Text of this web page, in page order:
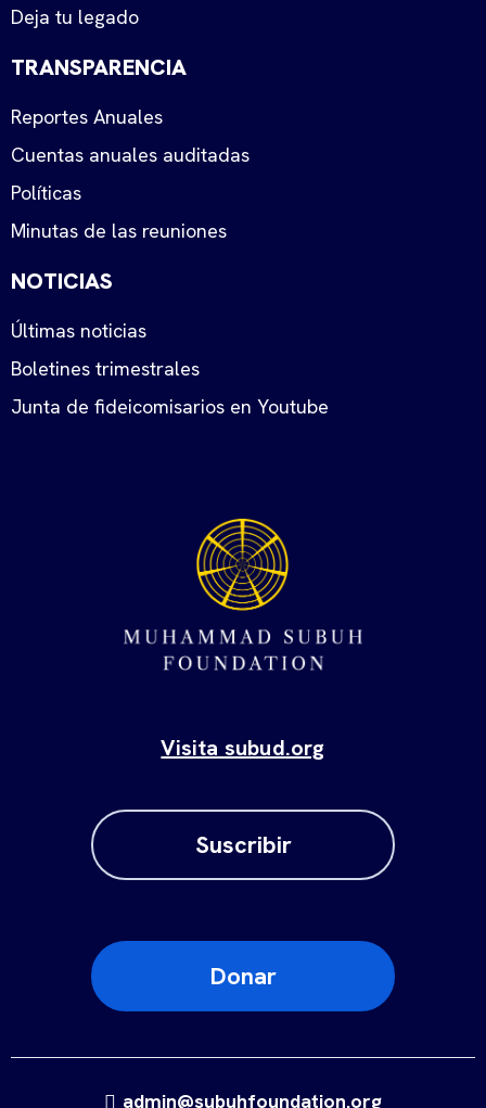
Deja tu legado
TRANSPARENCIA
Reportes Anuales
Cuentas anuales auditadas
Políticas
Minutas de las reuniones
NOTICIAS
Últimas noticias
Boletines trimestrales
Junta de fideicomisarios en Youtube
Visita subud.org
Suscribir
Donar
admin@subuhfoundation.org